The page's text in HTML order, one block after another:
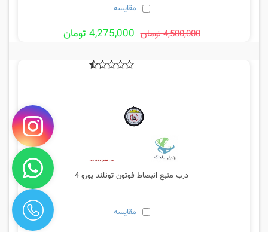
مقایسه
4,275,000 تومان 4,500,000 تومان
درب منبع انبصاط فوتون تونلند یورو 4
مقایسه